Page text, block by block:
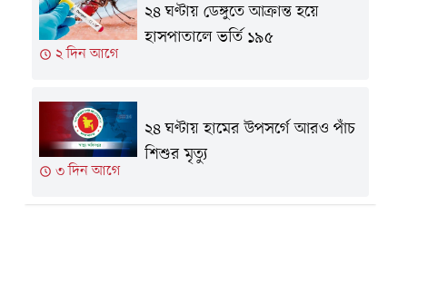
২ দিন আগে
২৪ ঘণ্টায় ডেঙ্গুতে আক্রান্ত হয়ে
হাসপাতালে ভর্তি ১৯৫
৩ দিন আগে
২৪ ঘণ্টায় হামের উপসর্গে আরও পাঁচ
শিশুর মৃত্যু